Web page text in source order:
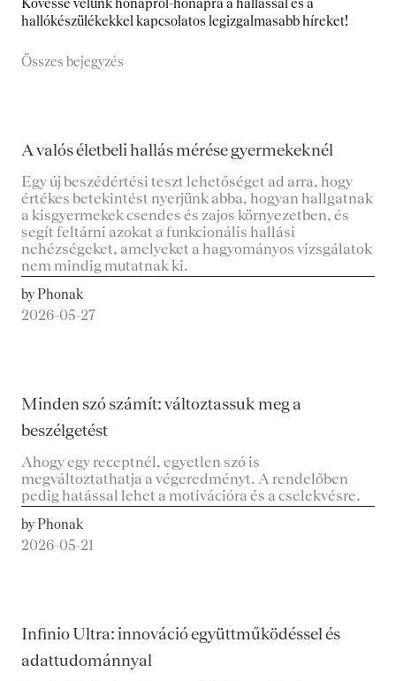
hallókészülékekkel kapcsolatos legizgalmasabb híreket!
Összes bejegyzés
A valós életbeli hallás mérése gyermekeknél
Egy új beszédértési teszt lehetőséget ad arra, hogy
értékes betekintést nyerjünk abba, hogyan hallgatnak
a kisgyermekek csendes és zajos környezetben, és
segít feltárni azokat a funkcionális hallási
nehézségeket, amelyeket a hagyományos vizsgálatok
nem mindig mutatnak ki.
by Phonak
2026-05-27
Minden szó számít: változtassuk meg a
beszélgetést
Ahogy egy receptnél, egyetlen szó is
megváltoztathatja a végeredményt. A rendelőben
pedig hatással lehet a motivációra és a cselekvésre.
by Phonak
2026-05-21
Infinio Ultra: innováció együttműködéssel és
adattudománnyal